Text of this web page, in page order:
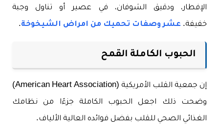
الإفطار، ودقيق الشوفان، في عصير أو تناول وجبة
خفيفة. عشر وصفات تحميك من امراض الشيخوخة.
الحبوب الكاملة القمح
إن جمعية القلب الأمريكية (American Heart Association)
وضحت ذلك اجعل الحبوب الكاملة جزءًا من نظامك
الغذائي الصحي للقلب بفضل فوائده العالية الألياف.